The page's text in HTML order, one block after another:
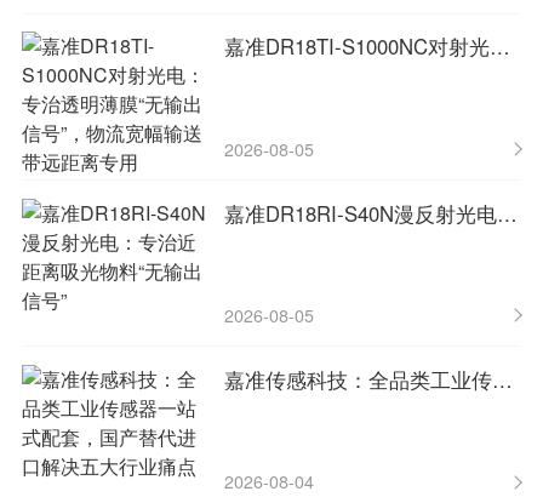
嘉准DR18TI-S1000NC对射光电：专治透明薄膜“无输出信号”，物流宽幅输送带远距离专用
2026-08-05
嘉准DR18RI-S40N漫反射光电：专治近距离吸光物料“无输出信号”
2026-08-05
嘉准传感科技：全品类工业传感器一站式配套，国产替代进口解决五大行业痛点
2026-08-04